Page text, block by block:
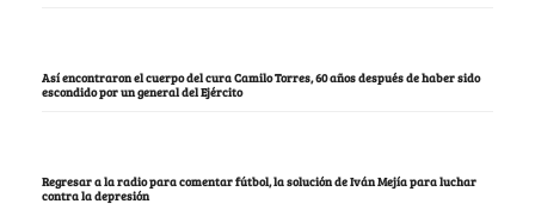
Así encontraron el cuerpo del cura Camilo Torres, 60 años después de haber sido
escondido por un general del Ejército
Regresar a la radio para comentar fútbol, la solución de Iván Mejía para luchar
contra la depresión